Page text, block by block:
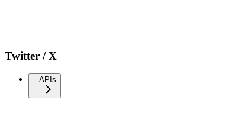
Twitter / X
APIs